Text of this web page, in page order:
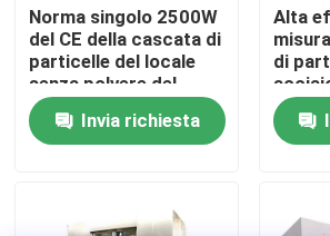
Notizie
Casi
Stanza pulita modulare
Norma singolo 2500W
del CE della cascata di
particelle del locale
senza polvere del
laboratorio
Invia richiesta
Alta
di